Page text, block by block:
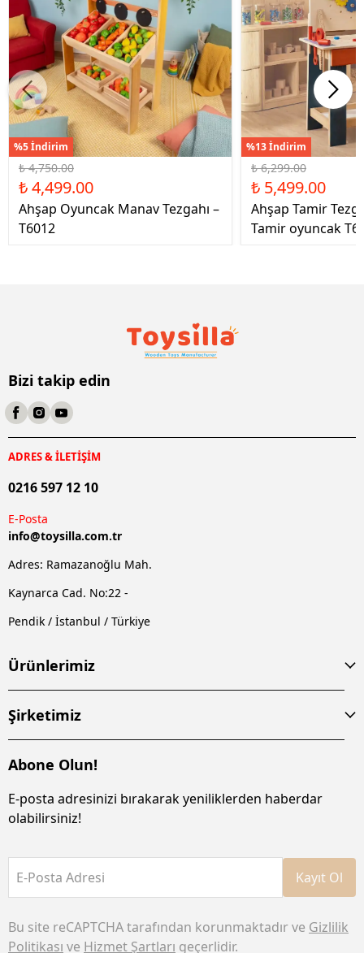
%5 İndirim
₺ 4,750.00
₺ 4,499.00
Ahşap Oyuncak Manav Tezgahı –
T6012
%13 İndirim
₺ 6,299.00
₺ 5,499.00
Ahşap Tamir
Tamir oyuncak
Bizi takip edin
ADRES & İLETİŞİM
0216 597 12 10
E-Posta
info@toysilla.com.tr
Adres: Ramazanoğlu Mah.
Kaynarca Cad. No:22 -
Pendik / İstanbul / Türkiye
Ürünlerimiz
Şirketimiz
Abone Olun!
E-posta adresinizi bırakarak yeniliklerden haberdar
olabilirsiniz!
E-Posta Adresi Kayıt Ol
Bu site reCAPTCHA tarafından korunmaktadır ve Gizlilik
Politikası ve Hizmet Şartları geçerlidir.